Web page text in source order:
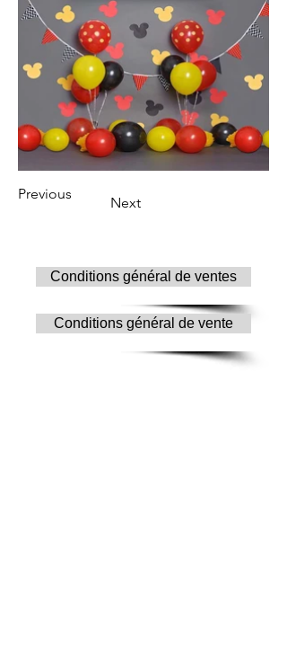
Previous
Next
Conditions général de ventes
Conditions général de vente